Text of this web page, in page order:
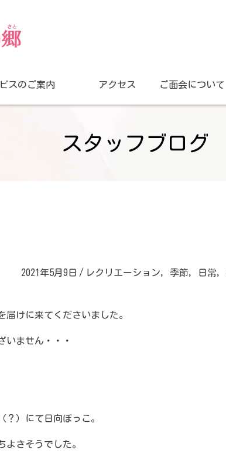
スのご案内 アクセス ご面会について
スタッフブログ
2021年5月9日 / レクリエーション,季節, 日常,
けに来てくださいました。
いません・・・
？）にて日向ぼっこ。
よさそうでした。